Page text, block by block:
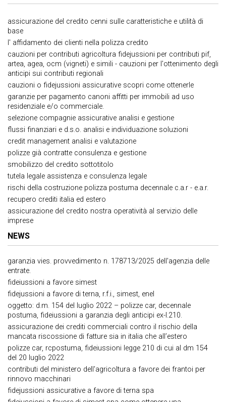
assicurazione del credito cenni sulle caratteristiche e utilità di
base
l' affidamento dei clienti nella polizza credito
cauzioni per contributi agricoltura fidejussioni per contributi pif,
artea, agea, ocm (vigneti) e simili - cauzioni per l'ottenimento degli
anticipi sui contributi regionali
cauzioni o fidejussioni assicurative scopri come ottenerle
garanzie per pagamento canoni affitti per immobili ad uso
residenziale e/o commerciale.
selezione compagnie assicurative analisi e gestione
flussi finanziari e d.s.o. analisi e individuazione soluzioni
credit management analisi e valutazione
polizze già contratte consulenza e gestione
smobilizzo del credito sottotitolo
tutela legale assistenza e consulenza legale
rischi della costruzione polizza postuma decennale c.a.r - e.a.r.
recupero crediti italia ed estero
assicurazione del credito nostra operatività al servizio delle
imprese
NEWS
garanzia vies. provvedimento n. 178713/2025 dell'agenzia delle
entrate.
fideiussioni a favore simest
fidejussioni a favore di terna, r.f.i., simest, enel
oggetto: d.m. 154 del luglio 2022 – polizze car, decennale
postuma, fideiussioni a garanzia degli anticipi ex-l.210.
assicurazione dei crediti commerciali contro il rischio della
mancata riscossione di fatture sia in italia che all’estero
polizze car, rcpostuma, fideiussioni legge 210 di cui al dm 154
del 20 luglio 2022
contributi del ministero dell'agricoltura a favore dei frantoi per
rinnovo macchinari
fidejussioni assicurative a favore di terna spa